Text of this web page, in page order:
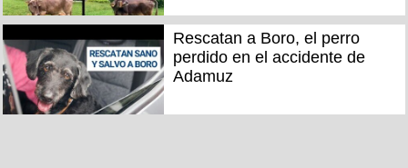
Rescatan a Boro, el perro
perdido en el accidente de
Adamuz